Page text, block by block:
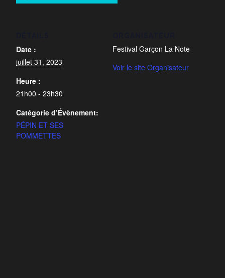
Date :
juillet 31, 2023
Heure :
21h00 - 23h30
Catégorie d’Évènement:
PÉPIN ET SES
POMMETTES
Festival Garçon La Note
Voir le site Organisateur